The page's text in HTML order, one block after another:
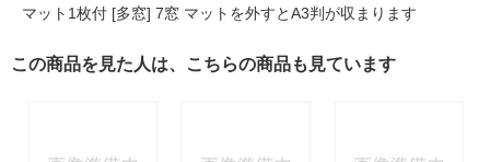
マット1枚付 [多窓] 7窓 マットを外すとA3判が収まります
この商品を見た人は、こちらの商品も見ています